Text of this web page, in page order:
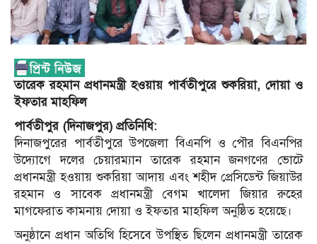
তারেক রহমান প্রধানমন্ত্রী হওয়ায় পার্বতীপুরে শুকরিয়া, দোয়া ও
ইফতার মাহফিল
পার্বতীপুর (দিনাজপুর) প্রতিনিধি:
দিনাজপুরের পার্বতীপুরে উপজেলা বিএনপি ও পৌর বিএনপির
উদ্যোগে দলের চেয়ারম্যান তারেক রহমান জনগণের ভোটে
প্রধানমন্ত্রী হওয়ায় শুকরিয়া আদায় এবং শহীদ প্রেসিডেন্ট জিয়াউর
রহমান ও সাবেক প্রধানমন্ত্রী বেগম খালেদা জিয়ার রুহের
মাগফেরাত কামনায় দোয়া ও ইফতার মাহফিল অনুষ্ঠিত হয়েছে।
অনুষ্ঠানে প্রধান অতিথি হিসেবে উপস্থিত ছিলেন প্রধানমন্ত্রী তারেক